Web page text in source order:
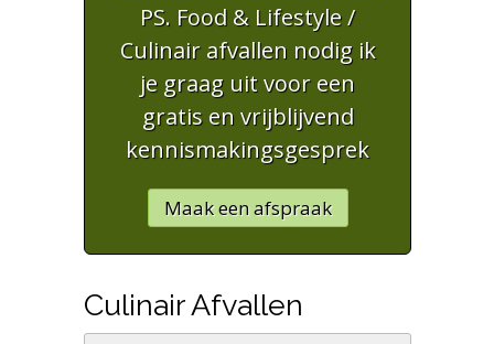
PS. Food & Lifestyle /
Culinair afvallen nodig ik
je graag uit voor een
gratis en vrijblijvend
kennismakingsgesprek
Maak een afspraak
Culinair Afvallen